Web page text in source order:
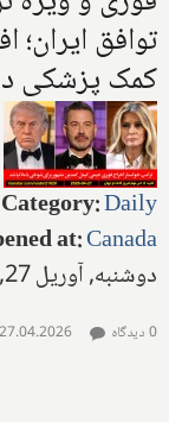
توافق
کمک پزشکی
:Daily
at:Canada
دوشنبه, آوریل 27, 2026 - 18:30
27.04.2026 0 دیدگاه